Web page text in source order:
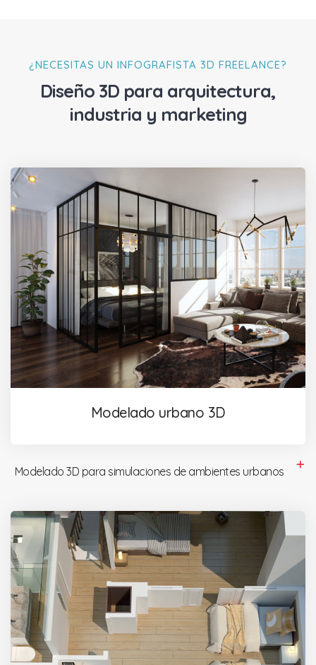
¿NECESITAS UN INFOGRAFISTA 3D FREELANCE?
Diseño 3D para arquitectura,
industria y marketing
Modelado urbano 3D
Modelado 3D para simulaciones de ambientes urbanos